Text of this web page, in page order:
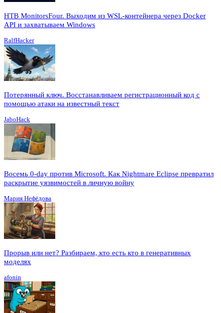
HTB MonitorsFour. Выходим из WSL-контейнера через Docker
API и захватываем Windows
RalfHacker
Потерянный ключ. Восстанавливаем регистрационный код с
помощью атаки на известный текст
JaboHack
Восемь 0-day против Microsoft. Как Nightmare Eclipse превратил
раскрытие уязвимостей в личную войну
Мария Нефёдова
Прорыв или нет? Разбираем, кто есть кто в генеративных
моделях
afonin